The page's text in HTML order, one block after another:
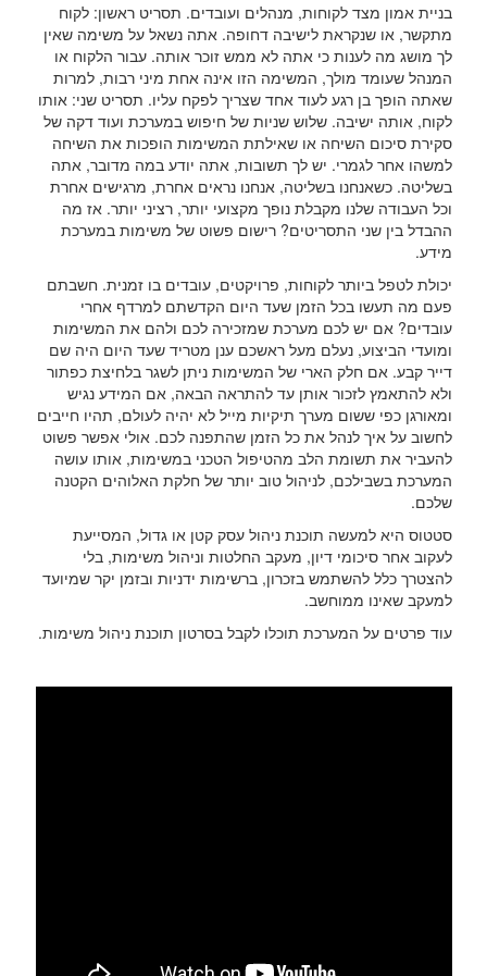
בניית אמון מצד לקוחות, מנהלים ועובדים. תסריט ראשון: לקוח
מתקשר, או שנקראת לישיבה דחופה. אתה נשאל על משימה שאין
לך מושג מה לענות כי אתה לא ממש זוכר אותה. עבור הלקוח או
המנהל שעומד מולך, המשימה הזו אינה אחת מיני רבות, למרות
שאתה הופך בן רגע לעוד אחד שצריך לפקח עליו. תסריט שני: אותו
לקוח, אותה ישיבה. שלוש שניות של חיפוש במערכת ועוד דקה של
סקירת סיכום השיחה או שאילתת המשימות הופכות את השיחה
למשהו אחר לגמרי. יש לך תשובות, אתה יודע במה מדובר, אתה
בשליטה. כשאנחנו בשליטה, אנחנו נראים אחרת, מרגישים אחרת
וכל העבודה שלנו מקבלת נופך מקצועי יותר, רציני יותר. אז מה
ההבדל בין שני התסריטים? רישום פשוט של משימות במערכת
מידע.
יכולת לטפל ביותר לקוחות, פרויקטים, עובדים בו זמנית. חשבתם
פעם מה תעשו בכל הזמן שעד היום הקדשתם למרדף אחרי
עובדים? אם יש לכם מערכת שמזכירה לכם ולהם את המשימות
ומועדי הביצוע, נעלם מעל ראשכם ענן מטריד שעד היום היה שם
דייר קבע. אם חלק הארי של המשימות ניתן לשגר בלחיצת כפתור
ולא להתאמץ לזכור אותן עד להתראה הבאה, אם המידע נגיש
ומאורגן כפי ששום מערך תיקיות מייל לא יהיה לעולם, תהיו חייבים
לחשוב על איך לנהל את כל הזמן שהתפנה לכם. אולי אפשר פשוט
להעביר את תשומת הלב מהטיפול הטכני במשימות, אותו עושה
המערכת בשבילכם, לניהול טוב יותר של חלקת האלוהים הקטנה
שלכם.
סטטוס היא למעשה תוכנת ניהול עסק קטן או גדול, המסייעת
לעקוב אחר סיכומי דיון, מעקב החלטות וניהול משימות, בלי
להצטרך כלל להשתמש בזכרון, ברשימות ידניות ובזמן יקר שמיועד
למעקב שאינו ממוחשב.
עוד פרטים על המערכת תוכלו לקבל בסרטון תוכנת ניהול משימות.